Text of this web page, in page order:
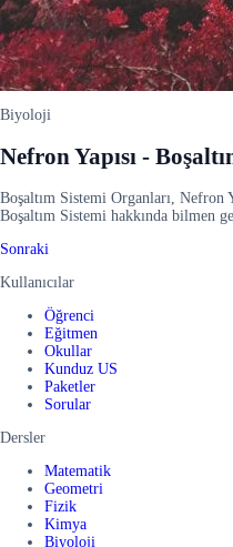
Biyoloji
Nefron Yapısı -
Boşaltım Sistemi Organları, Nefron
Boşaltım Sistemi hakkında bilmen
Sonraki
Kullanıcılar
Öğrenci
Eğitmen
Okullar
Kunduz US
Paketler
Sorular
Dersler
Matematik
Geometri
Fizik
Kimya
Biyoloji